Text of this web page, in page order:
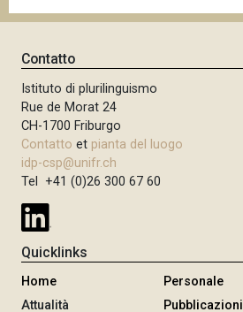
Contatto
Istituto di plurilinguismo
Rue de Morat 24
CH-1700 Friburgo
Contatto et pianta del luogo
idp-csp@unifr.ch
Tel +41 (0)26 300 67 60
Quicklinks
Home
Attualità
Personale
Pubblicazioni